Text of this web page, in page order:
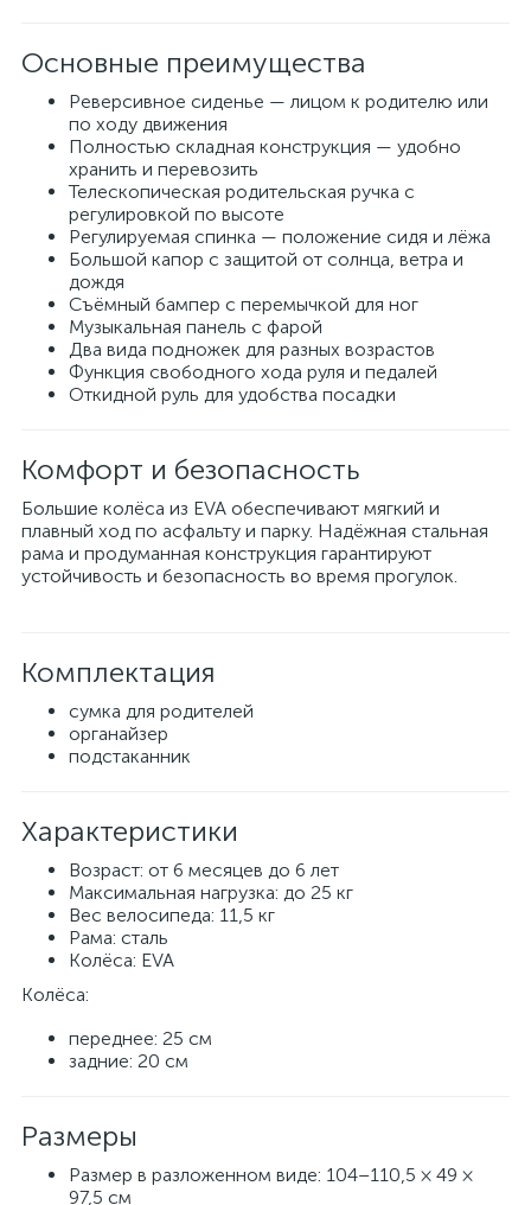
Основные преимущества
Реверсивное сиденье — лицом к родителю или
по ходу движения
Полностью складная конструкция — удобно
хранить и перевозить
Телескопическая родительская ручка с
регулировкой по высоте
Регулируемая спинка — положение сидя и лёжа
Большой капор с защитой от солнца, ветра и
дождя
Съёмный бампер с перемычкой для ног
Музыкальная панель с фарой
Два вида подножек для разных возрастов
Функция свободного хода руля и педалей
Откидной руль для удобства посадки
Комфорт и безопасность
Большие колёса из EVA обеспечивают мягкий и
плавный ход по асфальту и парку. Надёжная стальная
рама и продуманная конструкция гарантируют
устойчивость и безопасность во время прогулок.
Комплектация
сумка для родителей
органайзер
подстаканник
Характеристики
Возраст: от 6 месяцев до 6 лет
Максимальная нагрузка: до 25 кг
Вес велосипеда: 11,5 кг
Рама: сталь
Колёса: EVA
Колёса:
переднее: 25 см
задние: 20 см
Размеры
Размер в разложенном виде: 104–110,5 × 49 ×
97,5 см